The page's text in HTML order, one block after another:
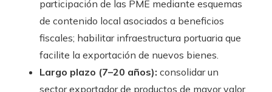
participación de las PME mediante esquemas
de contenido local asociados a beneficios
fiscales; habilitar infraestructura portuaria que
facilite la exportación de nuevos bienes.
Largo plazo (7–20 años): consolidar un
sector exportador de productos de mayor valor